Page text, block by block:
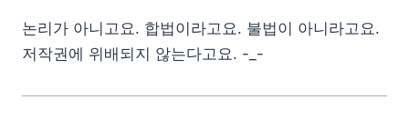
논리가 아니고요. 합법이라고요. 불법이 아니라고요.
저작권에 위배되지 않는다고요. -_-